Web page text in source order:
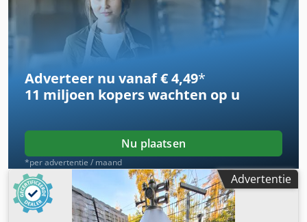
Adverteer nu vanaf € 4,49*
11 miljoen koperswachten op u
Nu plaatsen
*per advertentie / maand
Advertentie